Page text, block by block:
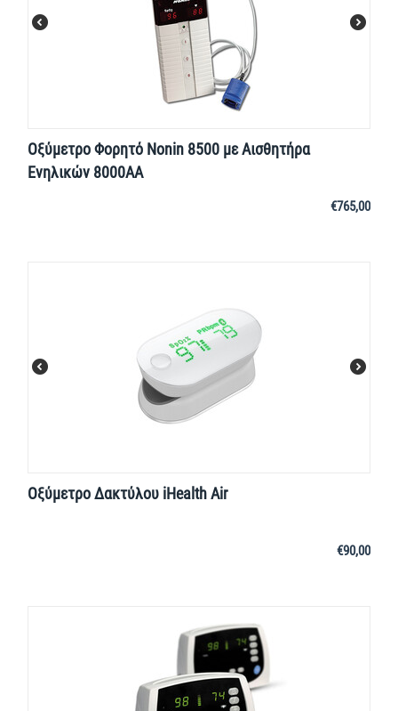
Οξύμετρο Φορητό Nonin 8500 με Αισθητήρα
Ενηλικών 8000AA
€765,00
Οξύμετρο Δακτύλου iHealth Air
€90,00